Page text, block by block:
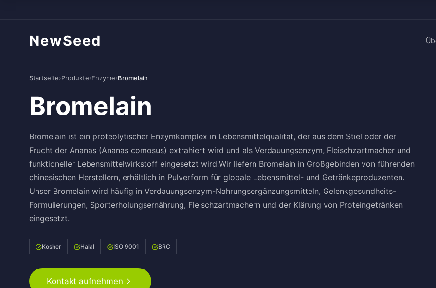
NewSeed
Startseite›Produkte›Enzyme›Bromelain
Bromelain
Bromelain ist ein proteolytischer Enzymkomplex in Lebensmittelqualität, der aus dem Stiel oder der
Frucht der Ananas (Ananas comosus) extrahiert wird und als Verdauungsenzym, Fleischzartmacher und
funktioneller Lebensmittelwirkstoff eingesetzt wird.Wir liefern Bromelain in Großgebinden von führenden
chinesischen Herstellern, erhältlich in Pulverform für globale Lebensmittel- und Getränkeproduzenten.
Unser Bromelain wird häufig in Verdauungsenzym-Nahrungsergänzungsmitteln, Gelenkgesundheits-
Formulierungen, Sporterholungsernährung, Fleischzartmachern und der Klärung von Proteingetränken
eingesetzt.
Kosher Halal ISO 9001 BRC
Kontakt aufnehmen